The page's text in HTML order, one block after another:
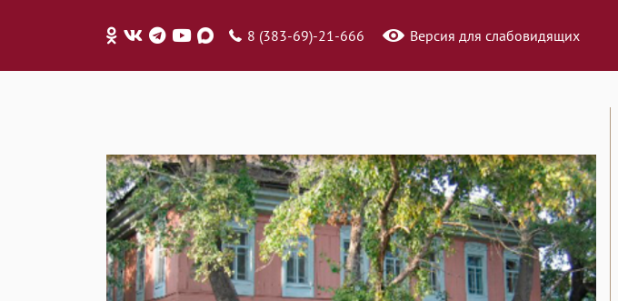
8 (383-69)-21-666 Версия для слабовидящих